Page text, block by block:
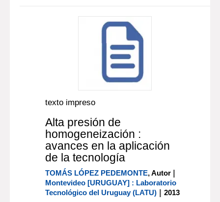
texto impreso
Alta presión de
homogeneización :
avances en la aplicación
de la tecnología
TOMÁS LÓPEZ PEDEMONTE, Autor |
Montevideo [URUGUAY] : Laboratorio
Tecnológico del Uruguay (LATU) |2013